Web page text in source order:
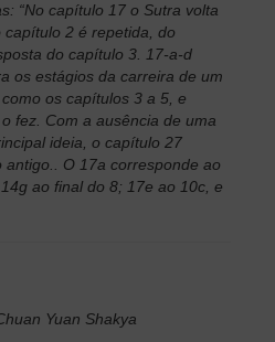
“No capítulo 17 o Sutra volta
capítulo 2 é repetida, do
do capítulo 3. 17-a-d
os estágios da carreira de um
os capítulos 3 a 5, e
fez. Com a ausência de uma
ideia, o capítulo 27
O 17a corresponde ao
ao final do 8; 17e ao 10c, e
Yuan Shakya